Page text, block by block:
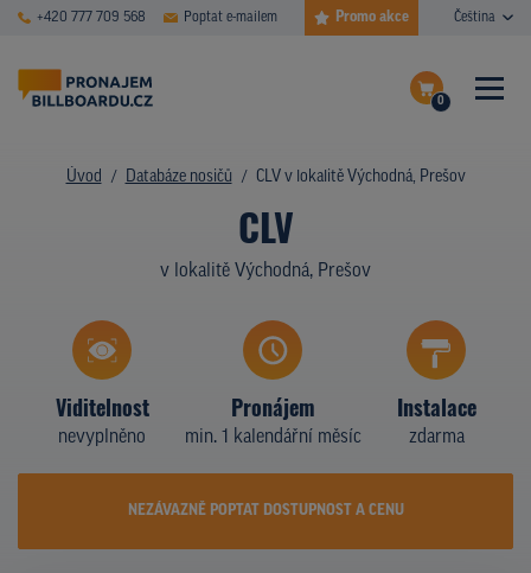
+420 777 709 568 Poptat e-mailem Promo akce Čeština
0
Dokončit poptávku
Zobrazit nosiče na mapě
ČASTÉ DOTAZY
DATABÁZE NOSIČŮ
PLOCHY V AKCI
CENY
Z PRAXE
KDO JSME
Úvod Databáze nosičů CLV v lokalitě Východná, Prešov
CLV
v lokalitě Východná, Prešov
Viditelnost
nevyplněno
Pronájem
min. 1 kalendářní měsíc
Instalace
zdarma
NEZÁVAZNĚ POPTAT DOSTUPNOST A CENU